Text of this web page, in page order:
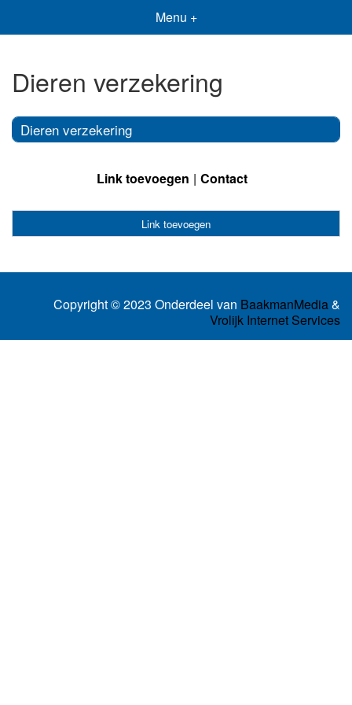
Menu +
Dieren verzekering
Dieren verzekering
Link toevoegen Contact
Link toevoegen
Copyright © 2023 Onderdeel van BaakmanMedia&
Vrolijk Internet Services